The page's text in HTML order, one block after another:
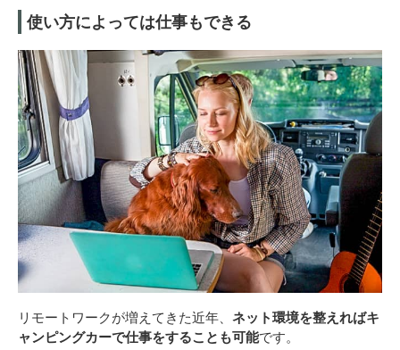
使い方によっては仕事もできる
リモートワークが増えてきた近年、 ネット環境を整えればキ
ャンピングカーで仕事をすることも可能です。